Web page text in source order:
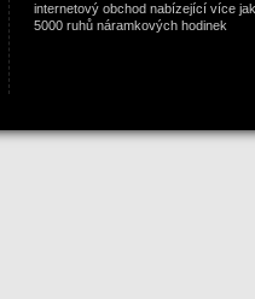
internetový obchod nabízející více jak
5000 ruhů náramkových hodinek